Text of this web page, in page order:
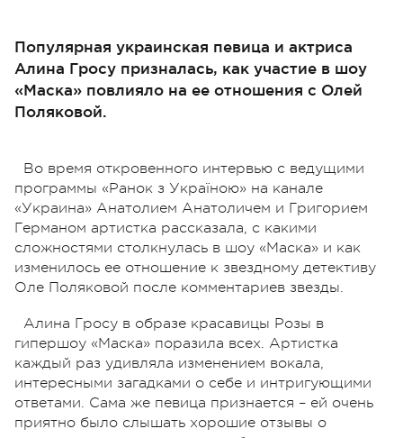
Популярная украинская певица и актриса
Алина Гросу призналась, как участие в шоу
«Маска» повлияло на ее отношения с Олей
Поляковой.
Во время откровенного интервью с ведущими
программы «Ранок з Україною» на канале
«Украина» Анатолием Анатоличем и Григорием
Германом артистка рассказала, с какими
сложностями столкнулась в шоу «Маска» и как
изменилось ее отношение к звездному детективу
Оле Поляковой после комментариев звезды.
Алина Гросу в образе красавицы Розы в
гипершоу «Маска» поразила всех. Артистка
каждый раз удивляла изменением вокала,
интересными загадками о себе и интригующими
ответами. Сама же певица признается – ей очень
приятно было слышать хорошие отзывы о